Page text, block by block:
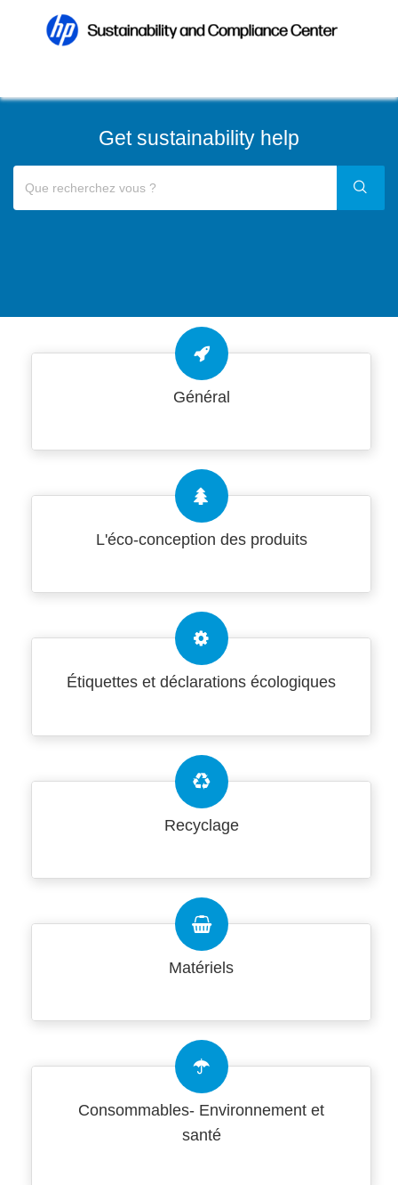
Get sustainability help
Général
L'éco-conception des produits
Étiquettes et déclarations écologiques
Recyclage
Matériels
Consommables- Environnement et
santé